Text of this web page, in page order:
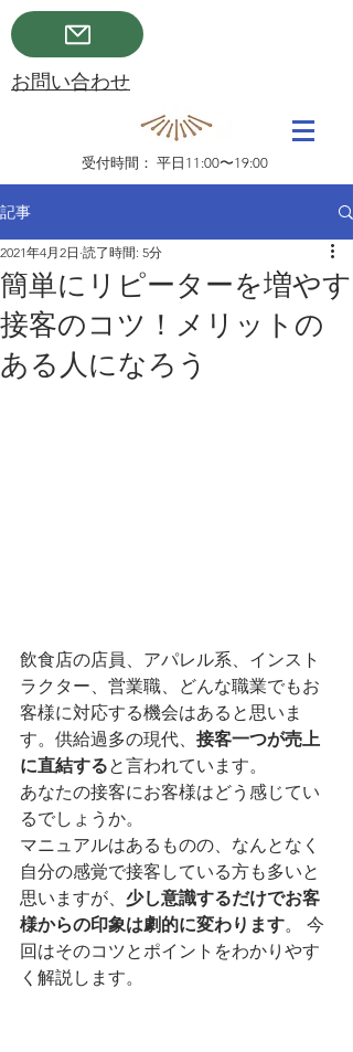
​お問い合わせ
受付時間： 平日11:00〜19:00
記事
簡単にリピーターを増やす
接客のコツ！メリットの
ある人になろう
2021年4月2日 読了時間: 5分
飲食店の店員、アパレル系、インスト
ラクター、営業職、どんな職業でもお
客様に対応する機会はあると思いま
す。供給過多の現代、 接客一つが売上
に直結すると言われています。
あなたの接客にお客様はどう感じてい
るでしょうか。
マニュアルはあるものの、なんとなく
自分の感覚で接客している方も多いと
思いますが、 少し意識するだけでお客
様からの印象は劇的に変わります。 今
回はそのコツとポイントをわかりやす
く解説します。